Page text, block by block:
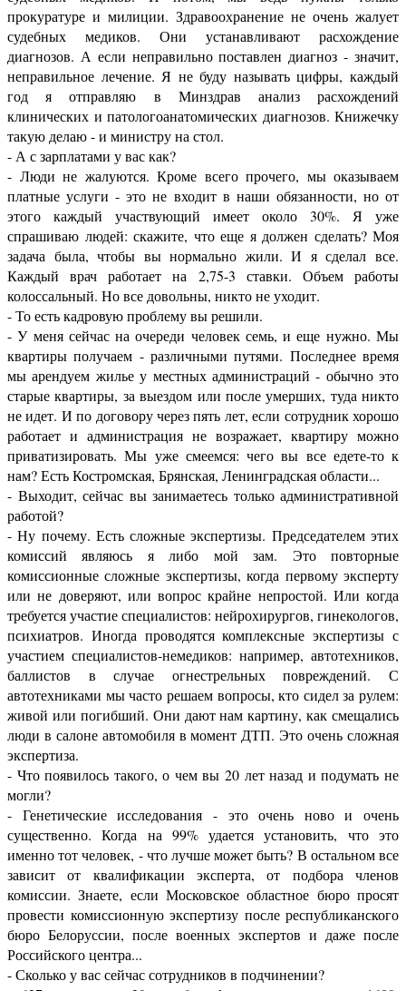
прокуратуре и милиции. Здравоохранение не очень жалует
судебных медиков. Они устанавливают расхождение
диагнозов. А если неправильно поставлен диагноз - значит,
неправильное лечение. Я не буду называть цифры, каждый
год я отправляю в Минздрав анализ расхождений
клинических и патологоанатомических диагнозов. Книжечку
такую делаю - и министру на стол.
- А с зарплатами у вас как?
- Люди не жалуются. Кроме всего прочего, мы оказываем
платные услуги - это не входит в наши обязанности, но от
этого каждый участвующий имеет около 30%. Я уже
спрашиваю людей: скажите, что еще я должен сделать? Моя
задача была, чтобы вы нормально жили. И я сделал все.
Каждый врач работает на 2,75-3 ставки. Объем работы
колоссальный. Но все довольны, никто не уходит.
- То есть кадровую проблему вы решили.
- У меня сейчас на очереди человек семь, и еще нужно. Мы
квартиры получаем - различными путями. Последнее время
мы арендуем жилье у местных администраций - обычно это
старые квартиры, за выездом или после умерших, туда никто
не идет. И по договору через пять лет, если сотрудник хорошо
работает и администрация не возражает, квартиру можно
приватизировать. Мы уже смеемся: чего вы все едете-то к
нам? Есть Костромская, Брянская, Ленинградская области...
- Выходит, сейчас вы занимаетесь только административной
работой?
- Ну почему. Есть сложные экспертизы. Председателем этих
комиссий являюсь я либо мой зам. Это повторные
комиссионные сложные экспертизы, когда первому эксперту
или не доверяют, или вопрос крайне непростой. Или когда
требуется участие специалистов: нейрохирургов, гинекологов,
психиатров. Иногда проводятся комплексные экспертизы с
участием специалистов-немедиков: например, автотехников,
баллистов в случае огнестрельных повреждений. С
автотехниками мы часто решаем вопросы, кто сидел за рулем:
живой или погибший. Они дают нам картину, как смещались
люди в салоне автомобиля в момент ДТП. Это очень сложная
экспертиза.
- Что появилось такого, о чем вы 20 лет назад и подумать не
могли?
- Генетические исследования - это очень ново и очень
существенно. Когда на 99% удается установить, что это
именно тот человек, - что лучше может быть? В остальном все
зависит от квалификации эксперта, от подбора членов
комиссии. Знаете, если Московское областное бюро просят
провести комиссионную экспертизу после республиканского
бюро Белоруссии, после военных экспертов и даже после
Российского центра...
- Сколько у вас сейчас сотрудников в подчинении?